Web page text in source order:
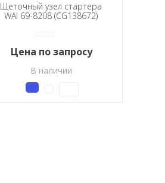
Щеточный узел стартера
WAI 69-8208 (CG138672)
Цена по запросу
В наличии